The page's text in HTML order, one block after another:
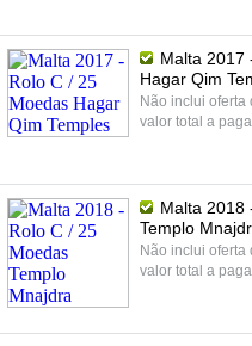
Malta 2017
Hagar Qim
Não inclui oferta
valor total a
Malta 2018
Templo
Não inclui oferta
valor total a